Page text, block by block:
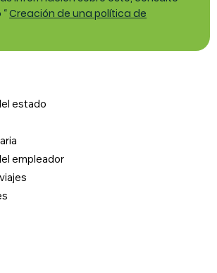
“Creación de una política de
estado
empleador